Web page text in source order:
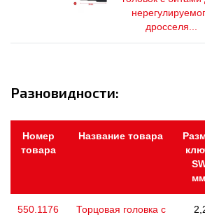
дросселя...
Разновидности:
Номер
товара
Название товара
550.1176
Торцовая головка с